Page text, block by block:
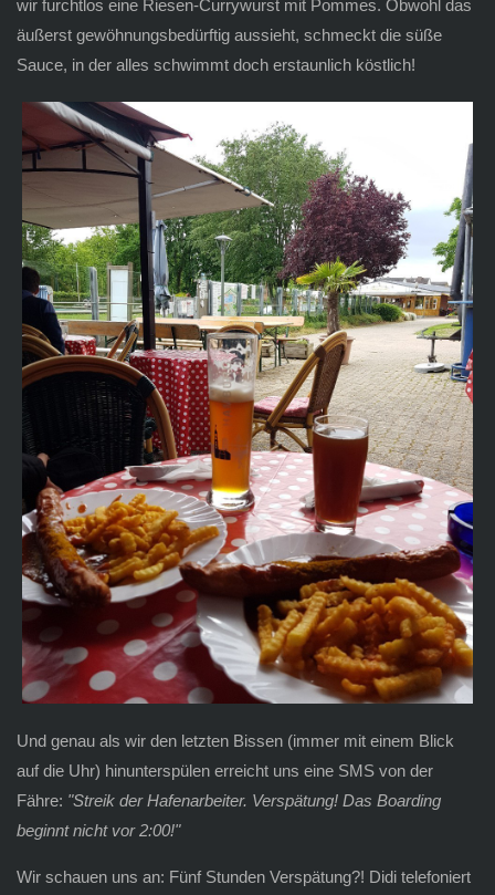
wir furchtlos eine Riesen-Currywurst mit Pommes. Obwohl das
äußerst gewöhnungsbedürftig aussieht, schmeckt die süße
Sauce, in der alles schwimmt doch erstaunlich köstlich!
Und genau als wir den letzten Bissen (immer mit einem Blick
auf die Uhr) hinunterspülen erreicht uns eine SMS von der
Fähre: "Streik der Hafenarbeiter. Verspätung! Das Boarding
beginnt nicht vor 2:00!"
Wir schauen uns an: Fünf Stunden Verspätung?! Didi telefoniert